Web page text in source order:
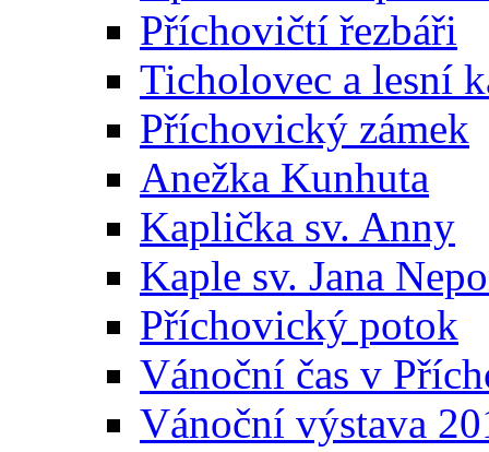
Příchovičtí řezbáři
Ticholovec a lesní
Příchovický zámek
Anežka Kunhuta
Kaplička sv. Anny
Kaple sv. Jana
Příchovický potok
Vánoční čas v
Vánoční výstava